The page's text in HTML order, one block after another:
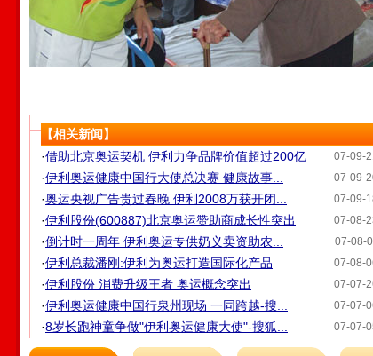
【相关新闻】
07-09-
·借助北京奥运契机 伊利力争品牌价值超过200亿
07-09-
·伊利奥运健康中国行大使总决赛 健康故事...
07-09-
·奥运央视广告贵过春晚 伊利2008万获开闭...
07-08-
·伊利股份(600887)北京奥运赞助商成长性突出
07-08-
·倒计时一周年 伊利奥运专供奶义卖资助农...
07-08-
·伊利总裁潘刚:伊利为奥运打造国际化产品
07-07-
·伊利股份 消费升级王者 奥运概念突出
07-07-
·伊利奥运健康中国行泉州现场 一同跨越-搜...
07-07-
·8岁长跑神童争做"伊利奥运健康大使"-搜狐...